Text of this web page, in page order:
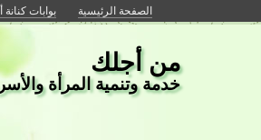
الصفحة الرئيسية بوابات كنانة
من أجلك
خدمة وتنمية المرأة